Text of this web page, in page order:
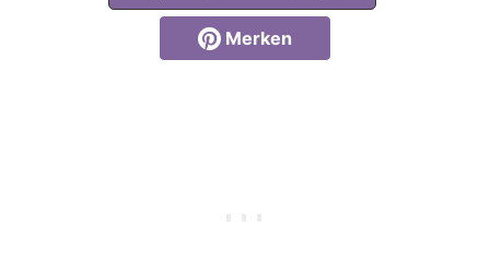
Merken